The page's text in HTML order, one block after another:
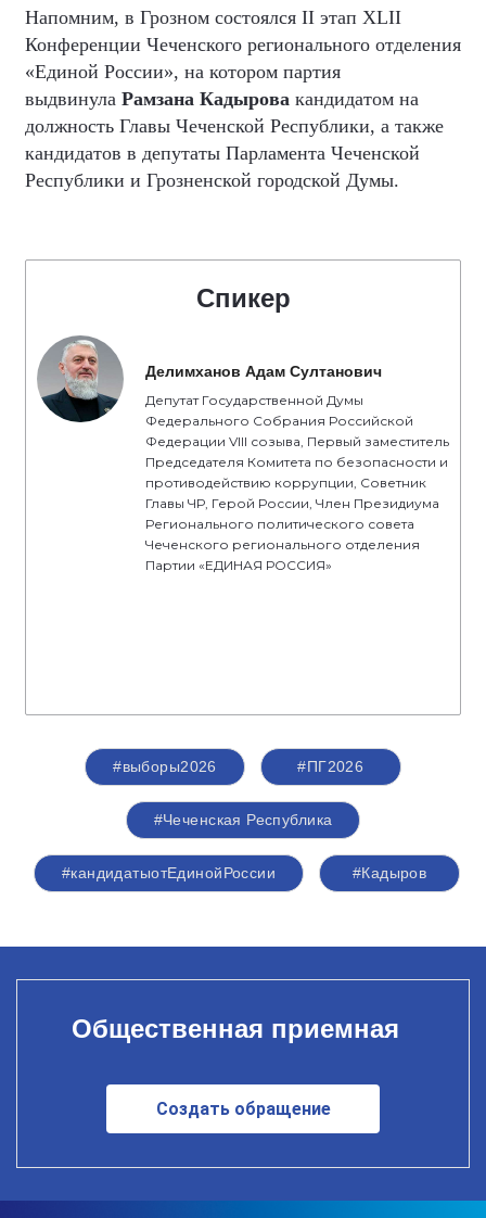
Напомним, в Грозном состоялся II этап XLII
Конференции Чеченского регионального отделения
«Единой России», на котором партия
выдвинула Рамзана Кадырова кандидатом на
должность Главы Чеченской Республики, а также
кандидатов в депутаты Парламента Чеченской
Республики и Грозненской городской Думы.
Спикер
Делимханов Адам Султанович
Депутат Государственной Думы
Федерального Собрания Российской
Федерации VIII созыва, Первый заместитель
Председателя Комитета по безопасности и
противодействию коррупции, Советник
Главы ЧР, Герой России, Член Президиума
Регионального политического совета
Чеченского регионального отделения
Партии «ЕДИНАЯ РОССИЯ»
#выборы2026 #ПГ2026
#Чеченская Республика
#кандидатыотЕдинойРоссии #Кадыров
Общественная приемная
Создать обращение